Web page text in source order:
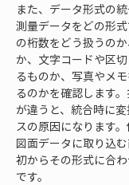
また、データ形式の
測量データをどの形
の桁数をどう扱うの
か、文字コードや区
るものか、写真やメ
るのかを確認します
が違うと、統合時に
スの原因になります
図面データに取り込
初からその形式に合
です。